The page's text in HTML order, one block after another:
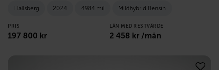
Hallsberg 2024 4984 mil Mildhybrid Bensin
PRIS
197 800 kr
LÅN MED RESTVÄRDE
2 458 kr /mån